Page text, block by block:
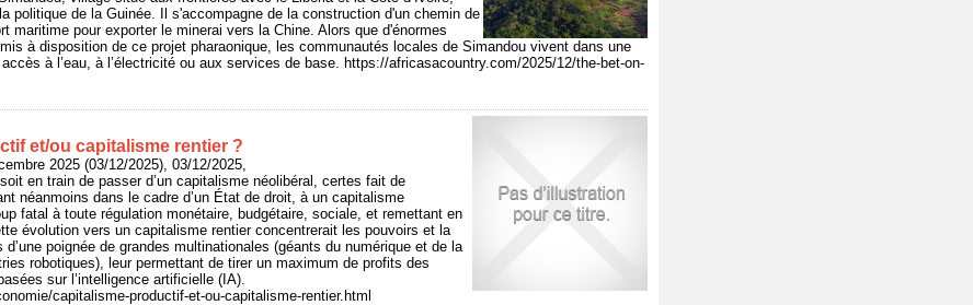
politique de la Guinée. Il s'accompagne de la construction d'un chemin de
maritime pour exporter le minerai vers la Chine. Alors que d'énormes
à disposition de ce projet pharaonique, les communautés locales de Simandou vivent dans une
à l’eau, à l’électricité ou aux services de base. https://africasacountry.com/2025/12/the-bet-on-
et/ou capitalisme rentier ?
2025 (03/12/2025), 03/12/2025,
en train de passer d’un capitalisme néolibéral, certes fait de
néanmoins dans le cadre d’un État de droit, à un capitalisme
fatal à toute régulation monétaire, budgétaire, sociale, et remettant en
évolution vers un capitalisme rentier concentrerait les pouvoirs et la
poignée de grandes multinationales (géants du numérique et de la
robotiques), leur permettant de tirer un maximum de profits des
sur l’intelligence artificielle (IA).
capitalisme-productif-et-ou-capitalisme-rentier.html